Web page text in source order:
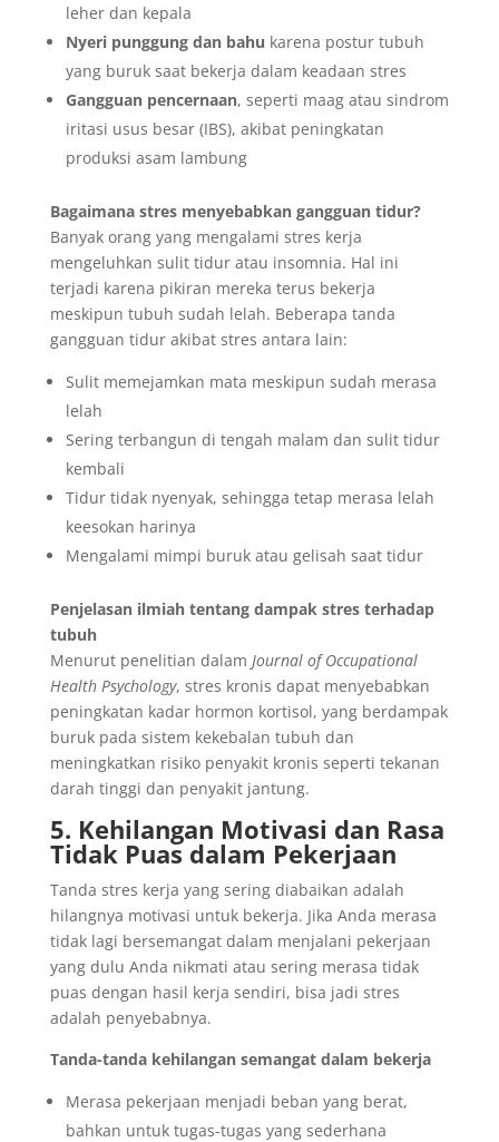
leher dan kepala
Nyeri punggung dan bahu karena postur tubuh
yang buruk saat bekerja dalam keadaan stres
Gangguan pencernaan, seperti maag atau sindrom
iritasi usus besar (IBS), akibat peningkatan
produksi asam lambung
Bagaimana stres menyebabkan gangguan tidur?
Banyak orang yang mengalami stres kerja
mengeluhkan sulit tidur atau insomnia. Hal ini
terjadi karena pikiran mereka terus bekerja
meskipun tubuh sudah lelah. Beberapa tanda
gangguan tidur akibat stres antara lain:
Sulit memejamkan mata meskipun sudah merasa
lelah
Sering terbangun di tengah malam dan sulit tidur
kembali
Tidur tidak nyenyak, sehingga tetap merasa lelah
keesokan harinya
Mengalami mimpi buruk atau gelisah saat tidur
Penjelasan ilmiah tentang dampak stres terhadap
tubuh
Menurut penelitian dalam Journal of Occupational
Health Psychology, stres kronis dapat menyebabkan
peningkatan kadar hormon kortisol, yang berdampak
buruk pada sistem kekebalan tubuh dan
meningkatkan risiko penyakit kronis seperti tekanan
darah tinggi dan penyakit jantung.
5. Kehilangan Motivasi dan Rasa
Tidak Puas dalam Pekerjaan
Tanda stres kerja yang sering diabaikan adalah
hilangnya motivasi untuk bekerja. Jika Anda merasa
tidak lagi bersemangat dalam menjalani pekerjaan
yang dulu Anda nikmati atau sering merasa tidak
puas dengan hasil kerja sendiri, bisa jadi stres
adalah penyebabnya.
Tanda-tanda kehilangan semangat dalam bekerja
Merasa pekerjaan menjadi beban yang berat,
bahkan untuk tugas-tugas yang sederhana